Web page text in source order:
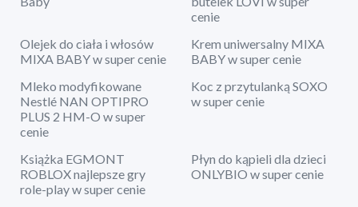
cenie
Olejek do ciała i włosów
MIXA BABY w super cenie
Krem uniwersalny MIXA
BABY w super cenie
Mleko modyfikowane
Nestlé NAN OPTIPRO
PLUS 2 HM-O w super
cenie
Koc z przytulanką SOXO
w super cenie
Książka EGMONT
ROBLOX najlepsze gry
role-play w super cenie
Płyn do kąpieli dla dzieci
ONLYBIO w super cenie